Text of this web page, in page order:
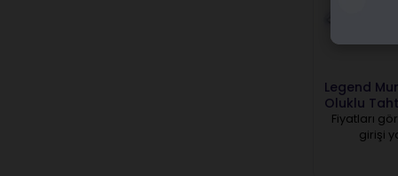
Legend
Oluklu
Fiyatları
girişi